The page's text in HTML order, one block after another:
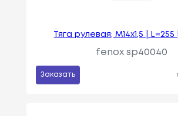
Тяга рулевая; M14x1,5 | L=255 |
fenox sp40040
Заказать